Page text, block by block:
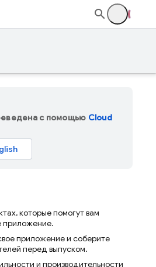
с помощью Cloud
которые помогут вам
приложение.
приложение и соберите
перед выпуском.
и производительности